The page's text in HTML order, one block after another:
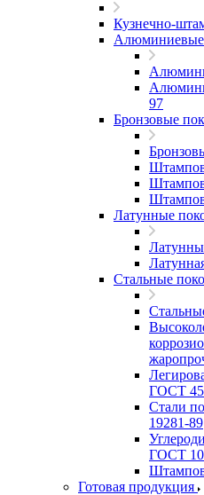
Кузнечно-
Алюминиевые
97
Бронзовые
Латунные
Стальные
ГОСТ
Стали
19281-89
ГОСТ
Готовая продукция